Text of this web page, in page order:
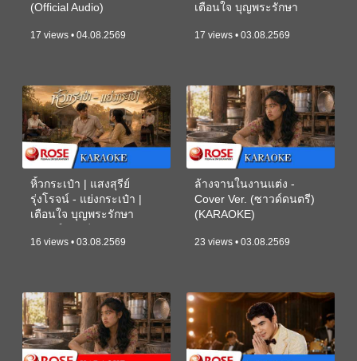
(Official Audio)
17 views • 04.08.2569
เตือนใจ บุญพระรักษา
17 views • 03.08.2569
หิ้วกระเป๋า | แสงสุรีย์
รุ่งโรจน์ - แย่งกระเป๋า |
เตือนใจ บุญพระรักษา
16 views • 03.08.2569
ล้างจานในงานแต่ง -
Cover Ver. (ซาวด์ดนตรี)
(KARAOKE)
23 views • 03.08.2569